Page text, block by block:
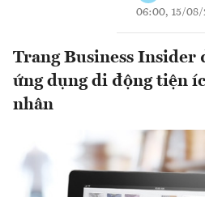
06:00, 15/08/
Trang Business Insider
ứng dụng di động tiện
nhân